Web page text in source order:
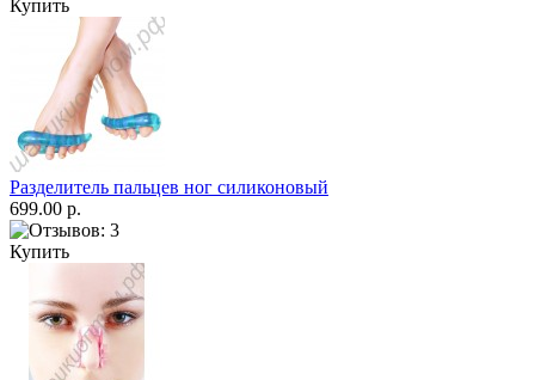
Купить
Разделитель пальцев ног силиконовый
699.00 р.
Купить